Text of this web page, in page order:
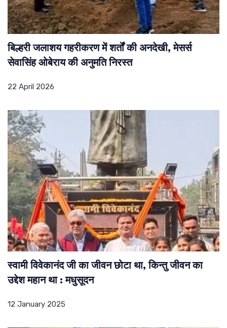
बिल्हरी जलाशय गहरीकरण में शर्तों की अनदेखी, मेसर्स
सेवासिंह ओबेराय की अनुमति निरस्त
22 April 2026
स्वामी विवेकानंद जी का जीवन छोटा था, किन्तु जीवन का
उद्देश महान था : मधुसूदन
12 January 2025